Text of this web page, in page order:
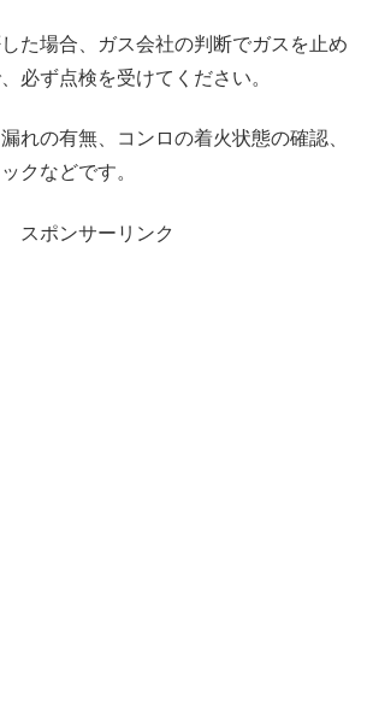
た場合、ガス会社の判断でガスを止め
必ず点検を受けてください。
れの有無、コンロの着火状態の確認、
クなどです。
スポンサーリンク